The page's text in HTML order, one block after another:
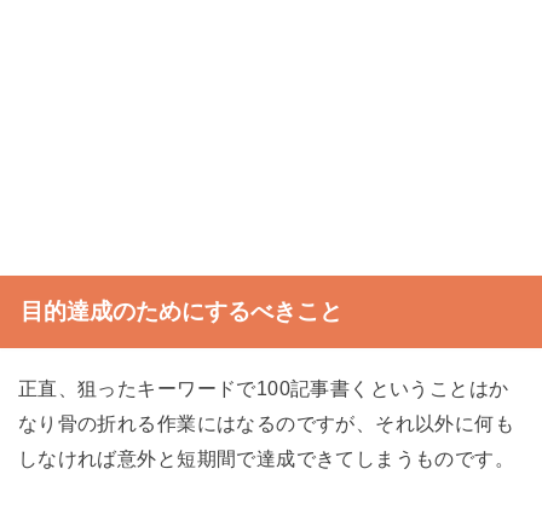
目的達成のためにするべきこと
正直、狙ったキーワードで100記事書くということはか
なり骨の折れる作業にはなるのですが、それ以外に何も
しなければ意外と短期間で達成できてしまうものです。